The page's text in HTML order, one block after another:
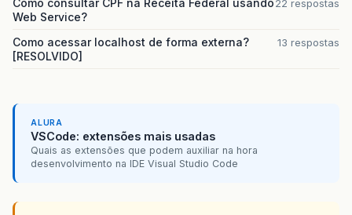
Como consultar CPF na Receita Federal usando
Web Service?
22 respostas
Como acessar localhost de forma externa?
[RESOLVIDO]
13 respostas
ALURA
VSCode: extensões mais usadas
Quais as extensões que podem auxiliar na hora
desenvolvimento na IDE Visual Studio Code